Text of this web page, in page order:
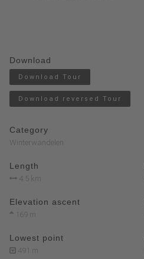
Download
Download Tour
Download reversed Tour
Category
Winterwandelen
Length
4.5 km
Elevation ascent
169 m
Lowest point
491 m